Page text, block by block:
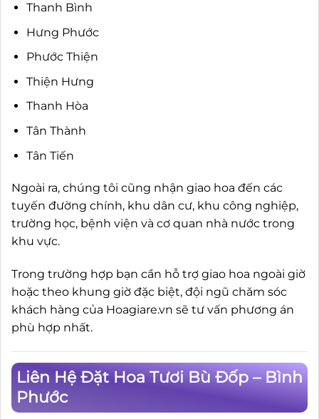
Thanh Bình
Hưng Phước
Phước Thiện
Thiện Hưng
Thanh Hòa
Tân Thành
Tân Tiến
Ngoài ra, chúng tôi cũng nhận giao hoa đến các
tuyến đường chính, khu dân cư, khu công nghiệp,
trường học, bệnh viện và cơ quan nhà nước trong
khu vực.
Trong trường hợp bạn cần hỗ trợ giao hoa ngoài giờ
hoặc theo khung giờ đặc biệt, đội ngũ chăm sóc
khách hàng của Hoagiare.vn sẽ tư vấn phương án
phù hợp nhất.
Liên Hệ Đặt Hoa Tươi Bù Đốp – Bình
Phước